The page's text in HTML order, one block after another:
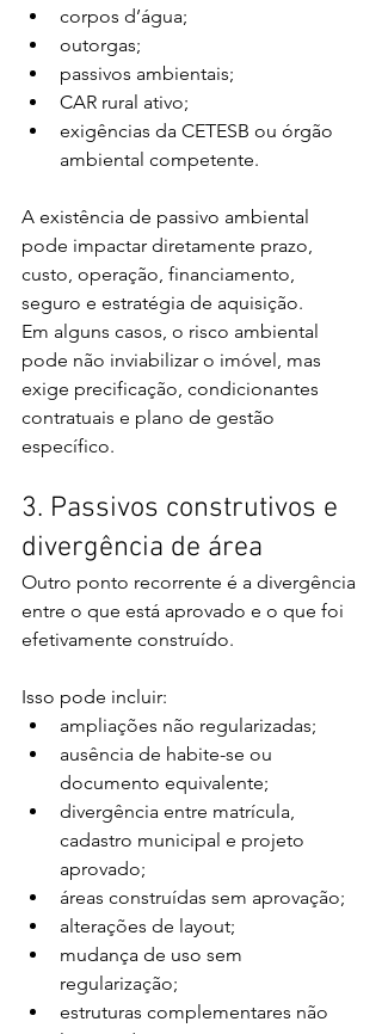
corpos d’água;
outorgas;
passivos ambientais;
CAR rural ativo;
exigências da CETESB ou órgão
ambiental competente.
A existência de passivo ambiental
pode impactar diretamente prazo,
custo, operação, financiamento,
seguro e estratégia de aquisição.
Em alguns casos, o risco ambiental
pode não inviabilizar o imóvel, mas
exige precificação, condicionantes
contratuais e plano de gestão
específico.
3. Passivos construtivos e
divergência de área
Outro ponto recorrente é a divergência
entre o que está aprovado e o que foi
efetivamente construído.
Isso pode incluir:
ampliações não regularizadas;
ausência de habite-se ou
documento equivalente;
divergência entre matrícula,
cadastro municipal e projeto
aprovado;
áreas construídas sem aprovação;
alterações de layout;
mudança de uso sem
regularização;
estruturas complementares não